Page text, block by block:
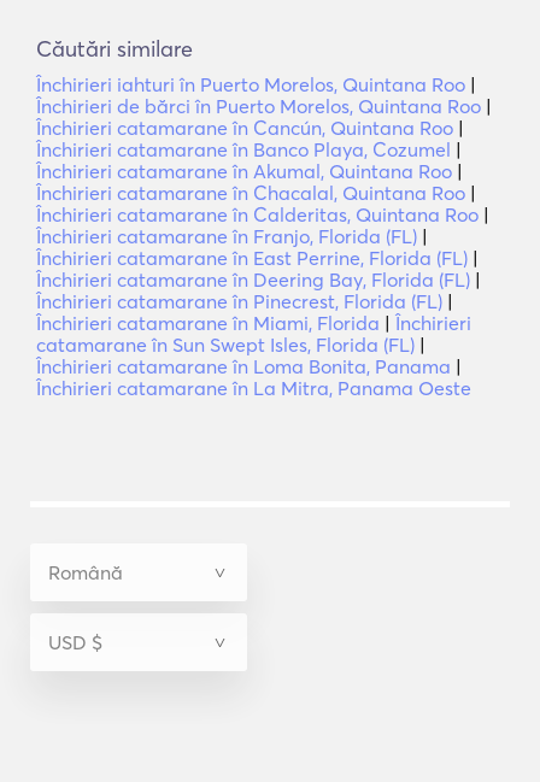
Căutări similare
Închirieri iahturi în Puerto Morelos, Quintana Roo |
Închirieri de bărci în Puerto Morelos, Quintana Roo |
Închirieri catamarane în Cancún, Quintana Roo |
Închirieri catamarane în Banco Playa, Cozumel |
Închirieri catamarane în Akumal, Quintana Roo |
Închirieri catamarane în Chacalal, Quintana Roo |
Închirieri catamarane în Calderitas, Quintana Roo |
Închirieri catamarane în Franjo, Florida (FL) |
Închirieri catamarane în East Perrine, Florida (FL) |
Închirieri catamarane în Deering Bay, Florida (FL) |
Închirieri catamarane în Pinecrest, Florida (FL) |
Închirieri catamarane în Miami, Florida | Închirieri
catamarane în Sun Swept Isles, Florida (FL) |
Închirieri catamarane în Loma Bonita, Panama |
Închirieri catamarane în La Mitra, Panama Oeste